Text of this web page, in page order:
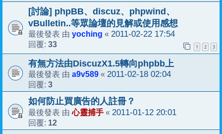
[討論] phpBB、discuz、phpwind、
vBulletin..等眾論壇的見解或使用感想
最後發表 由 yoching « 2011-02-22 17:54
回覆: 33 1 2 3
有無方法由DiscuzX1.5轉向phpbb上
最後發表 由 a9v589 « 2011-02-18 02:04
回覆: 3
如何防止買廣告的人註冊？
最後發表 由心靈捕手 « 2011-01-12 20:01
回覆: 12